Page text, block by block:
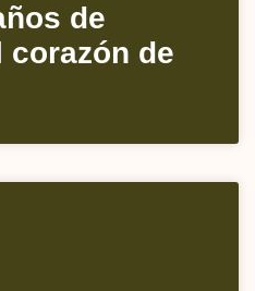
de
corazón de